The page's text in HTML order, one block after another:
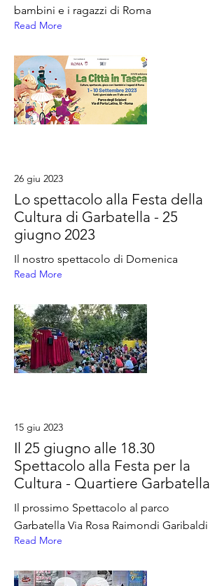
bambini e i ragazzi di Roma
Read More
26 giu 2023
Lo spettacolo alla Festa della
Cultura di Garbatella - 25
giugno 2023
Il nostro spettacolo di Domenica
Read More
15 giu 2023
Il 25 giugno alle 18.30
Spettacolo alla Festa per la
Cultura - Quartiere Garbatella
Il prossimo Spettacolo al parco
Garbatella Via Rosa Raimondi Garibaldi
Read More